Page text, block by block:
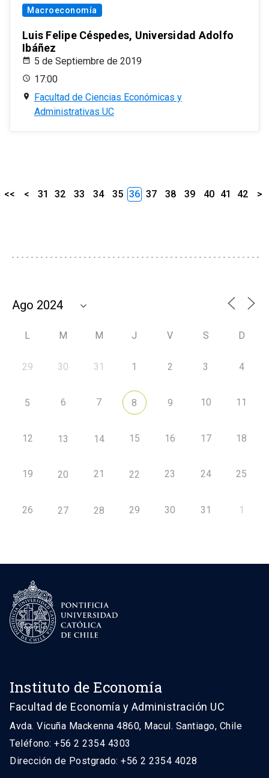
Macroeconomía
Luis Felipe Céspedes, Universidad Adolfo
Ibáñez
5 de Septiembre de 2019
17:00
Facultad de Ciencias Económicas y
Administrativas UC
<< < 31 32 33 34 35 36 37 38 39 40 41 42 >
L M M J V S D
29 30 31 1 2 3 4
5 6 7 8 9 10 11
12 13 14 15 16 17 18
19 20 21 22 23 24 25
26 27 28 29 30 31 1
Instituto de Economía
Facultad de Economía y Administración UC
Avda. Vicuña Mackenna 4860, Macul. Santiago, Chile
Teléfono: +56 2 2354 4303
Dirección de Postgrado: +56 2 2354 4028